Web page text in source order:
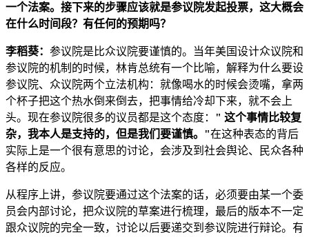
一个法案。接下来的步骤应该就是参议院发起投票，这大概会
在什么时间段？有任何的预期吗？
李稻葵： 参议院是比众议院要谨慎的。当年美国设计众议院和
参议院的机制的时候，林肯总统有一个比喻，解释为什么要设
参议院、众议院两个立法机构：就像喝水的时候会烫嘴，拿两
个杯子把这个热水倒来倒去，把事情给冷却下来，就不会上
头。现在参议院很多的议员都是这个态度： " 这个事情比较复
杂，我本人是支持的，但是我们要谨慎。"在这种表态的背后
实际上是一个很有意思的讨论，会涉及到社会舆论、民众各种
各样的反应。
从程序上讲，参议院要通过这个法案的话，必须要由某一个委
员会内部讨论，把众议院的草案进行梳理，最后的版本不一定
跟众议院的完全一致，讨论以后要递交到参议院进行辩论。有